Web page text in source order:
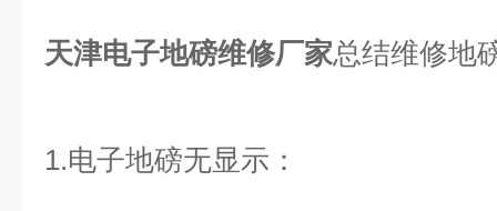
天津电子地磅维修厂家总结维修地
1.电子地磅无显示：